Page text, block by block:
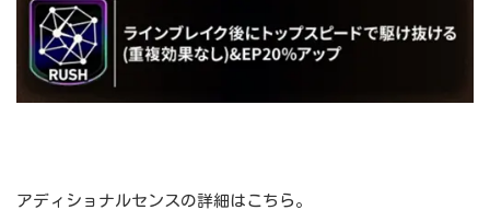
アディショナルセンスの詳細はこちら。